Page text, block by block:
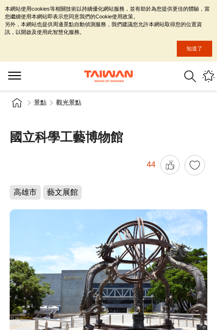
景點 觀光景點
國立科學工藝博物館
44
高雄市 藝文展館
本網站使用cookies等相關技術以持續優化網站服務，並有助於為您提供更佳的體驗，當
您繼續使用本網站即表示您同意我們的Cookie使用政策。
另外，本網站也提供周邊景點自動偵測服務，我們建議您允許本網站取得您的位置資
訊，以開啟及使用此智慧化服務。
知道了